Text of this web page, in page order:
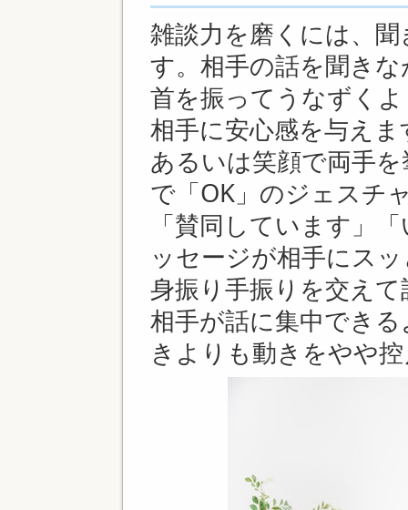
雑談力を磨くには、
す。相手の話を聞き
首を振ってうなずく
相手に安心感を与えま
あるいは笑顔で両手
で「OK」のジェスチ
「賛同しています」
ッセージが相手にス
身振り手振りを交え
相手が話に集中でき
きよりも動きをやや